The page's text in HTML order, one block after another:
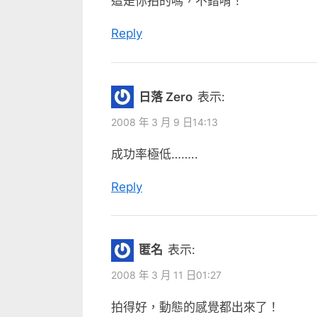
P
o
:
Reply
日落 Zero 表示:
2008 年 3 月 9 日14:13
成功率極低……..
Reply
匿名 表示:
2008 年 3 月 11 日01:27
拍得好，動態的感覺都出來了！